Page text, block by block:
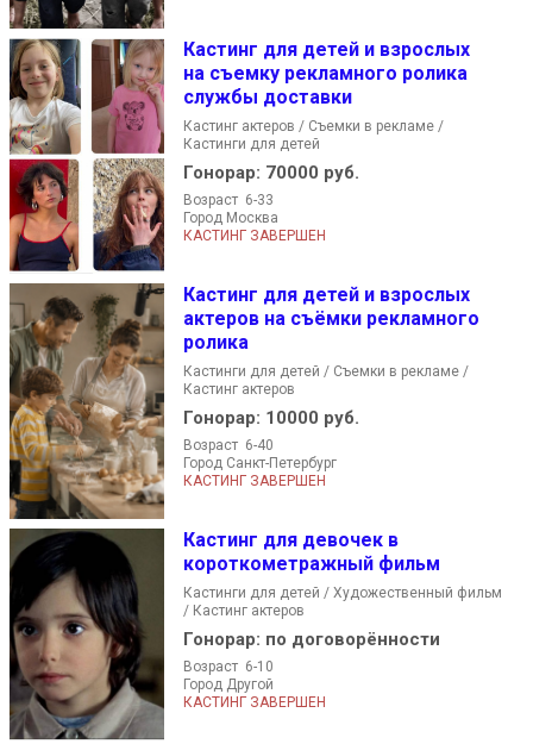
Кастинг для детей и взрослых
на съемку рекламного ролика
службы доставки
Кастинг актеров / Съемки в рекламе /
Кастинги для детей
Гонорар: 70000 руб.
Возраст 6-33
Город Москва
КАСТИНГ ЗАВЕРШЕН
Кастинг для детей и взрослых
актеров на съёмки рекламного
ролика
Кастинги для детей / Съемки в рекламе /
Кастинг актеров
Гонорар: 10000 руб.
Возраст 6-40
Город Санкт-Петербург
КАСТИНГ ЗАВЕРШЕН
Кастинг для девочек в
короткометражный фильм
Кастинги для детей / Художественный фильм
/ Кастинг актеров
Гонорар: по договорённости
Возраст 6-10
Город Другой
КАСТИНГ ЗАВЕРШЕН